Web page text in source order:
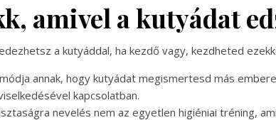
amivel a kutyádat
a kutyáddal, ha kezdő vagy, kezdheted
annak, hogy kutyádat megismertesd más
kapcsolatban.
nevelés nem az egyetlen higiéniai tréning,